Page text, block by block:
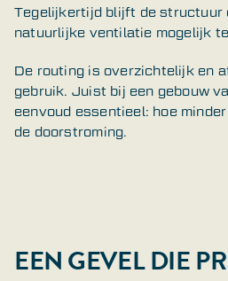
Tegelijkertijd blijft de structuur
natuurlijke ventilatie mogelijk
De routing is overzichtelijk en
gebruik. Juist bij een gebouw
eenvoud essentieel: hoe
de doorstroming.
EEN GEVEL DIE